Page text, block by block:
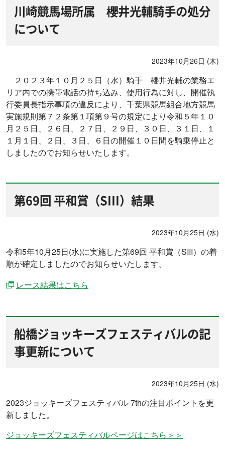
川崎競馬場所属 櫻井光輔騎手の処分
について
2023年10月26日 (木)
２０２３年１０月２５日（水）騎手 櫻井光輔の業務エ
リア内での携帯電話の持ち込み、使用行為に対し、開催執
行委員長指示事項の違反により、千葉県競馬組合地方競馬
実施規則第７２条第１項第９号の規定により令和５年１０
月２５日、２６日、２７日、２９日、３０日、３１日、１
１月１日、２日、３日、６日の開催１０日間を騎乗停止と
しましたのでお知らせいたします。
第69回 平和賞（SIII）結果
2023年10月25日 (水)
令和5年10月25日(水)に実施した第69回 平和賞（SIII）の着
順が確定しましたのでお知らせいたします。
レース結果はこちら
船橋ジョッキーズフェスティバルの記
事更新について
2023年10月25日 (水)
2023ジョッキーズフェスティバル 7thの注目ポイントを更
新しました。
ジョッキーズフェスティバルページはこちら＞＞